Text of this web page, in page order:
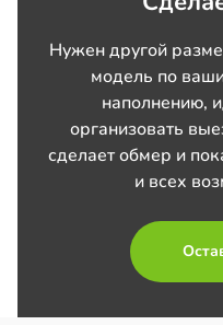
Нужен другой
модель по
наполнению,
организовать
сделает обмер и
и всех